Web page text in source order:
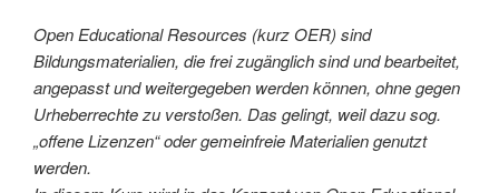
Open Educational Resources (kurz OER) sind
Bildungsmaterialien, die frei zugänglich sind und bearbeitet,
angepasst und weitergegeben werden können, ohne gegen
Urheberrechte zu verstoßen. Das gelingt, weil dazu sog.
„offene Lizenzen“ oder gemeinfreie Materialien genutzt
werden.